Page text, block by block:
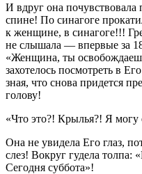
И вдруг она почувствовала
спине! По синагоге
к женщине, в синагоге!!!
не слышала — впервые за
«Женщина, ты
захотелось посмотреть в
зная, что снова придется
голову!
«Что это?! Крылья?! Я могу
Она не увидела Его глаз,
слез! Вокруг гудела
Сегодня суббота»!